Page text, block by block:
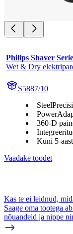
Philips Shaver
Wet & Dry
S5887/10
360-D
Kuni 5-
Vaadake toodet
Kas te ei leidnud,
Saage oma tootega
nõuandeid ja nippe